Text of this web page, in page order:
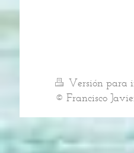
Versión para
© Francisco